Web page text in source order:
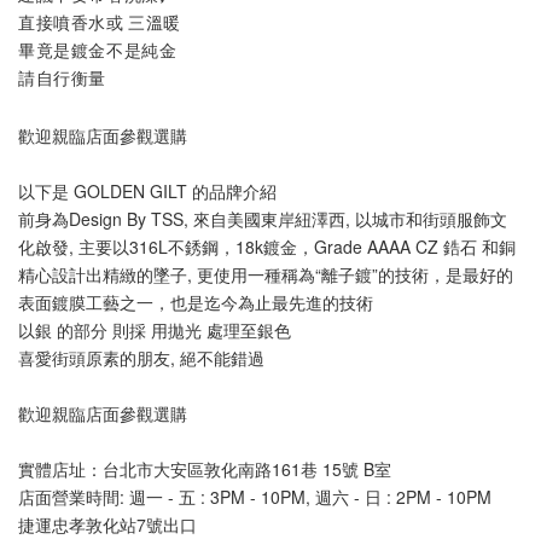
直接噴香水或 三溫暖
畢竟是鍍金不是純金
請自行衡量
歡迎親臨店面參觀選購
以下是 GOLDEN GILT 的品牌介紹
前身為Design By TSS, 來自美國東岸紐澤西, 以城市和街頭服飾文
化啟發, 主要以316L不銹鋼，18k鍍金，Grade AAAA CZ 鋯石 和銅
精心設計出精緻的墜子, 更使用一種稱為“離子鍍”的技術，是最好的
表面鍍膜工藝之一，也是迄今為止最先進的技術
以銀 的部分 則採 用拋光 處理至銀色
喜愛街頭原素的朋友, 絕不能錯過
歡迎親臨店面參觀選購
實體店址：台北市大安區敦化南路161巷 15號 B室
店面營業時間: 週一 - 五 : 3PM - 10PM, 週六 - 日 : 2PM - 10PM
捷運忠孝敦化站7號出口